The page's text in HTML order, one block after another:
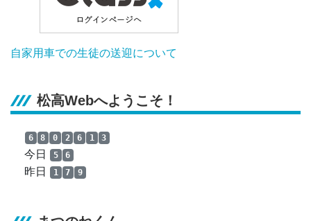
自家用車での生徒の送迎について
松高Webへようこそ！
6 8 0 2 6 1 3
今日 5 6
昨日 1 7 9